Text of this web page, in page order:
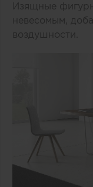
Изящные
невесомым,
воздушности.